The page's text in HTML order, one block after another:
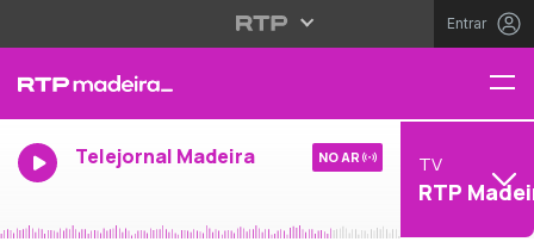
Entrar
Telejornal Madeira NO AR TV
RTP